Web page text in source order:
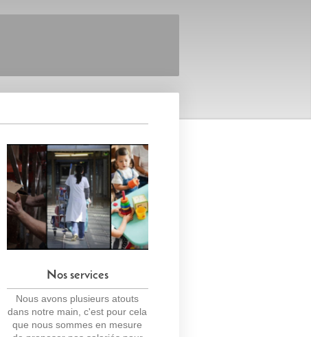
Nos services
Nous avons plusieurs atouts
dans notre main, c'est pour cela
que nous sommes en mesure